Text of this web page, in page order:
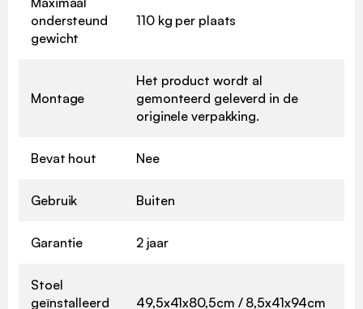
ondersteund
gewicht
110 kg per plaats
Montage
Het product wordt al
gemonteerd geleverd in de
originele verpakking.
Bevat hout Nee
Gebruik Buiten
Garantie 2 jaar
Stoel
geïnstalleerd
49,5x41x80,5cm / 8,5x41x94cm